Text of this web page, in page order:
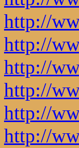
http://
http://
http://
http://
http://
http://